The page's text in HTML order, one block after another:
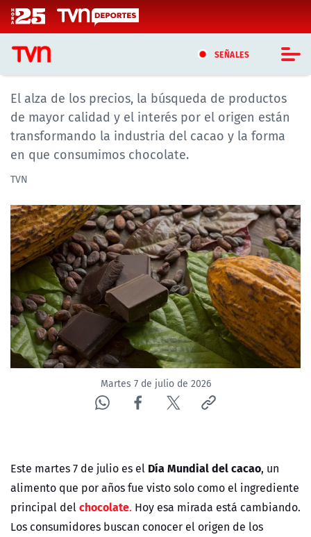
Click acá para ir directamente al contenido
SEÑALES
CASTING MASTERCHEF CHILE
CASTING TVN VERTICAL
TVN VERTICAL
PROGRAMAS
TELESERIES
NTV
ACTUALIDAD Y TENDENCIAS
CORPORATIVO Y TRANSPARENCIA
CANAL DE DENUNCIAS
Día Mundial del Cacao: Las tendencias
que están cambiando la industria del
chocolate
El alza de los precios, la búsqueda de productos
de mayor calidad y el interés por el origen están
transformando la industria del cacao y la forma
en que consumimos chocolate.
TVN
Martes 7 de julio de 2026
Este martes 7 de julio es el Día Mundial del cacao, un
alimento que por años fue visto solo como el ingrediente
principal delchocolate. Hoy esa mirada está cambiando.
Los consumidores buscan conocer el origen de los